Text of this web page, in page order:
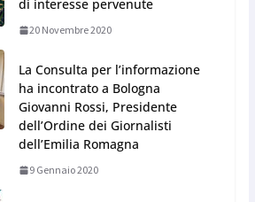
di interesse pervenute
20 Novembre 2020
La Consulta per l’informazione
ha incontrato a Bologna
Giovanni Rossi, Presidente
dell’Ordine dei Giornalisti
dell’Emilia Romagna
9 Gennaio 2020